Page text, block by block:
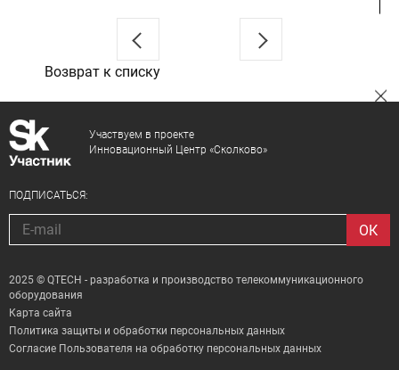
Возврат к списку
Участвуем в проекте
Инновационный Центр «Сколково»
ПОДПИСАТЬСЯ:
2025 © QTECH - разработка и производство телекоммуникационного
оборудования
Карта сайта
Политика защиты и обработки персональных данных
Согласие Пользователя на обработку персональных данных